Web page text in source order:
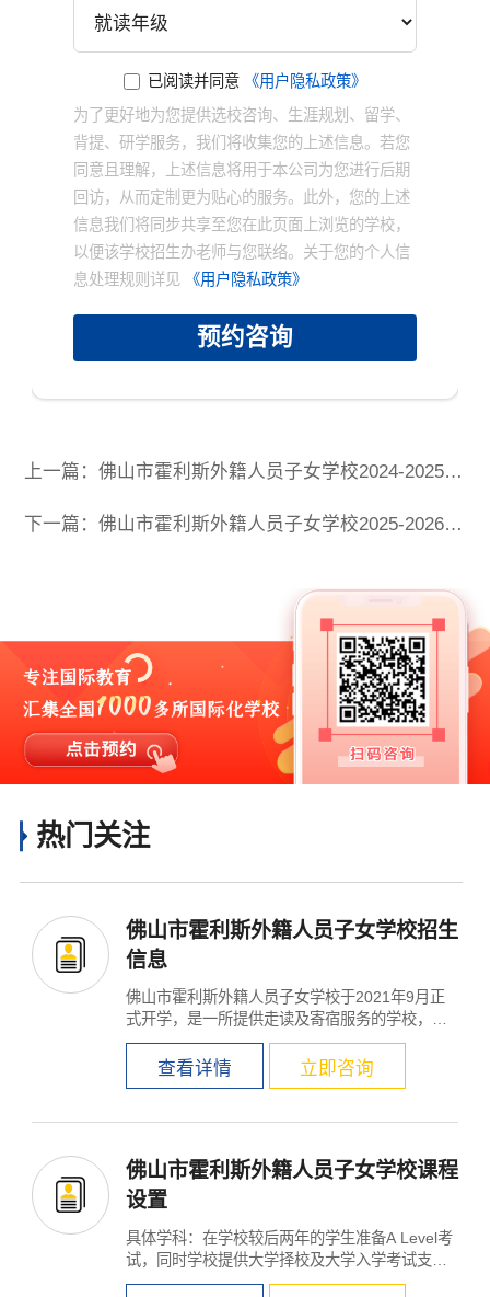
已阅读并同意
《用户隐私政策》
为了更好地为您提供选校咨询、生涯规划、留学、
背提、研学服务，我们将收集您的上述信息。若您
同意且理解，上述信息将用于本公司为您进行后期
回访，从而定制更为贴心的服务。此外，您的上述
信息我们将同步共享至您在此页面上浏览的学校，
以便该学校招生办老师与您联络。关于您的个人信
息处理规则详见
《用户隐私政策》
预约咨询
上一篇：佛山市霍利斯外籍人员子女学校2024-2025学年收费标准
下一篇：佛山市霍利斯外籍人员子女学校2025-2026学年招生计划
热门关注
佛山市霍利斯外籍人员子女学校招生
信息
佛山市霍利斯外籍人员子女学校于2021年9月正
式开学，是一所提供走读及寄宿服务的学校，为6
至18岁学生提供卓...
查看详情 立即咨询
佛山市霍利斯外籍人员子女学校课程
设置
具体学科：在学校较后两年的学生准备A Level考
试，同时学校提供大学择校及大学入学考试支
持。 授课语言：英...